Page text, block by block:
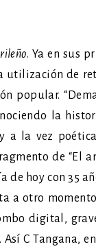
. Ya en sus
utilización de
popular.
la
la vez
de “El
hoy con 35
a otro
digital,
C Tangana,